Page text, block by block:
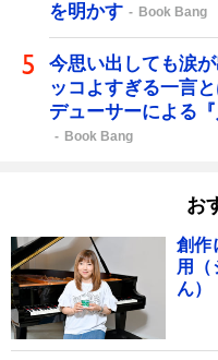
を明かす
Book Bang
今思い出しても涙
ッコよすぎる一言
デューサーによる
Book Bang
お
創作
用
ん）